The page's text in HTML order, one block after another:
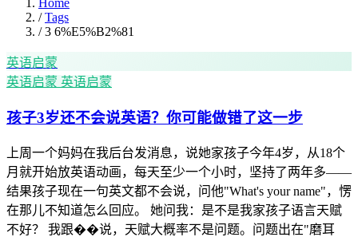
Home
/ Tags
/ 3 6%E5%B2%81
英语启蒙
英语启蒙 英语启蒙
孩子3岁还不会说英语？你可能做错了这一步
上周一个妈妈在我后台发消息，说她家孩子今年4岁，从18个
月就开始放英语动画，每天至少一个小时，坚持了两年多——
结果孩子现在一句英文都不会说，问他"What's your name"，愣
在那儿不知道怎么回应。 她问我：是不是我家孩子语言天赋
不好？ 我跟��说，天赋大概率不是问题。问题出在"磨耳